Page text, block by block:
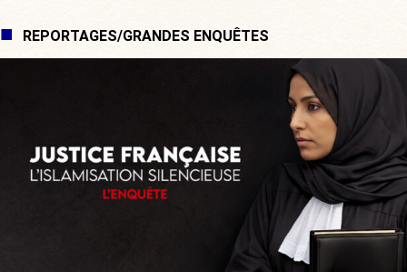
REPORTAGES/GRANDES ENQUÊTES